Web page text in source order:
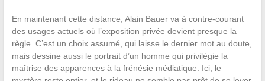
En maintenant cette distance, Alain Bauer va à contre-courant
des usages actuels où l’exposition privée devient presque la
règle. C’est un choix assumé, qui laisse le dernier mot au doute,
mais dessine aussi le portrait d’un homme qui privilégie la
maîtrise des apparences à la frénésie médiatique. Ici, le